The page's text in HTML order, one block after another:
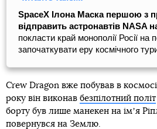
SpaceX Ілона Маска першою з
відправить астронавтів NASA
покласти край монополії Росії на
започаткувати еру космічного
Crew Dragon вже побував в
року він виконав безпілотний політ
борту був лише манекен на імʼя
повернувся на Землю.